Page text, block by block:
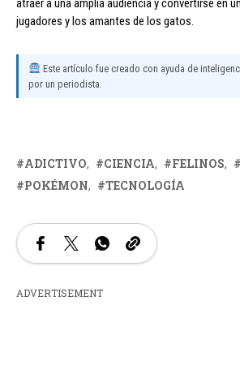
atraer a una amplia audiencia y convertirse en
jugadores y los amantes de los gatos.
Este artículo fue creado con ayuda de
por un periodista.
ADICTIVO CIENCIA FELINOS
POKÉMON
TECNOLOGÍA
ADVERTISEMENT